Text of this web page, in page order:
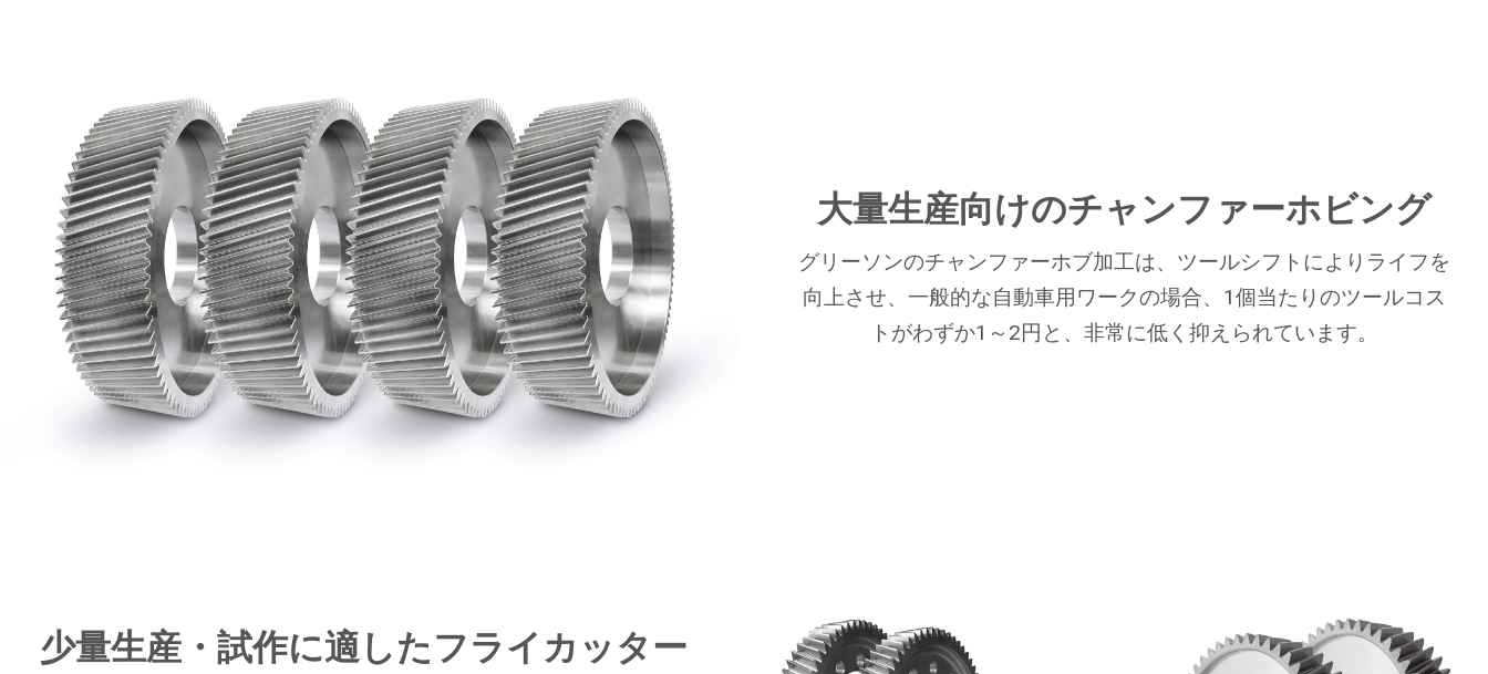
大量生産向けのチャンファーホビング
グリーソンのチャンファーホブ加工は、ツールシフトによりライフを
向上させ、一般的な自動車用ワークの場合、1個当たりのツールコス
トがわずか1～2円と、非常に低く抑えられています。
少量生産・試作に適したフライカッター